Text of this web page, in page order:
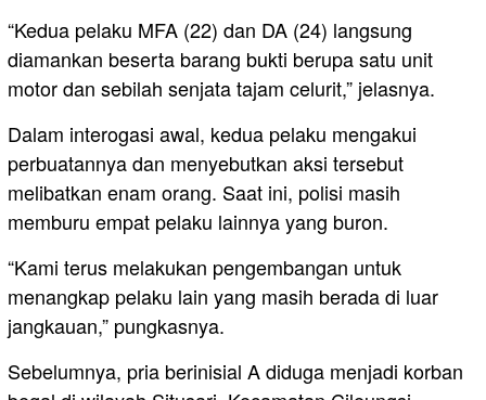
“Kedua pelaku MFA (22) dan DA (24) langsung
diamankan beserta barang bukti berupa satu unit
motor dan sebilah senjata tajam celurit,” jelasnya.
Dalam interogasi awal, kedua pelaku mengakui
perbuatannya dan menyebutkan aksi tersebut
melibatkan enam orang. Saat ini, polisi masih
memburu empat pelaku lainnya yang buron.
“Kami terus melakukan pengembangan untuk
menangkap pelaku lain yang masih berada di luar
jangkauan,” pungkasnya.
Sebelumnya, pria berinisial A diduga menjadi korban